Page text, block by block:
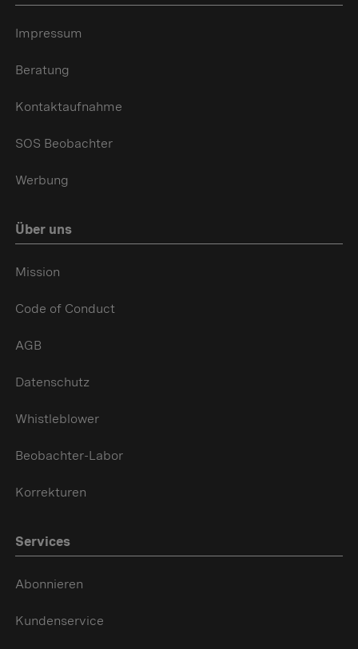
Impressum
Beratung
Kontaktaufnahme
SOS Beobachter
Werbung
Über uns
Mission
Code of Conduct
AGB
Datenschutz
Whistleblower
Beobachter-Labor
Korrekturen
Services
Abonnieren
Kundenservice